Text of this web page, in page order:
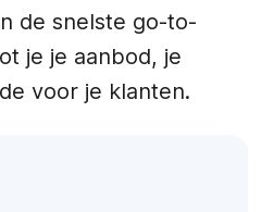
de snelste go-to-
je je aanbod, je
voor je klanten.